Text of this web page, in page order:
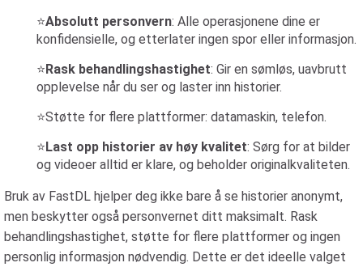
⭐Absolutt personvern: Alle operasjonene dine er
konfidensielle, og etterlater ingen spor eller informasjon.
⭐Rask behandlingshastighet: Gir en sømløs, uavbrutt
opplevelse når du ser og laster inn historier.
⭐Støtte for flere plattformer: datamaskin, telefon.
⭐Last opp historier av høy kvalitet: Sørg for at bilder
og videoer alltid er klare, og beholder originalkvaliteten.
Bruk av FastDL hjelper deg ikke bare å se historier anonymt,
men beskytter også personvernet ditt maksimalt. Rask
behandlingshastighet, støtte for flere plattformer og ingen
personlig informasjon nødvendig. Dette er det ideelle valget